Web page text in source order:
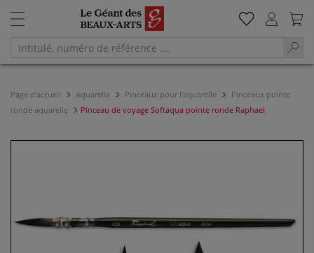
Page d'accueil Aquarelle Pinceaux pour l'aquarelle
Pinceaux pointe
ronde aquarelle
Pinceau de voyage Softaqua pointe ronde Raphael